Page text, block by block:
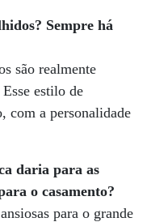
Sempre há
são realmente
estilo de
com a personalidade
daria para as
o casamento?
para o grande